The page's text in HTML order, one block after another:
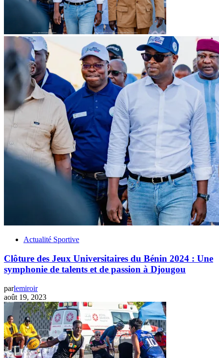
Actualité Sportive
Clôture des Jeux Universitaires du Bénin 2024 : Une
symphonie de talents et de passion à Djougou
parlemiroir
août 19, 2023